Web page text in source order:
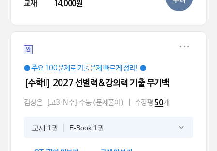
교재 14,000원
완
● 주요 100문제로 기출문제 빠르게 정리! ●
[수학ll] 2027 선별력&강의력 기출 무기백
김성은 [고3·N수] 수능 (문제풀이) 수강평50개
교재 1권 E-Book 1권